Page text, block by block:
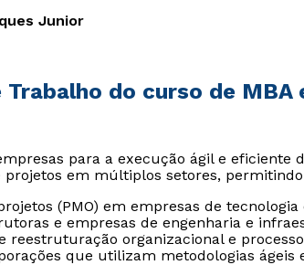
Junior
Trabalho do curso de MBA
para a execução ágil e eficiente
projetos em múltiplos setores,
(PMO) em empresas de tecnologia
e empresas de engenharia e
reestruturação organizacional e
que utilizam metodologias ágeis